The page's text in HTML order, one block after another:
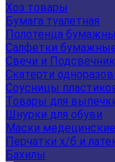
Хоз товары
Бумага туалетная
Полотенца
Салфетки
Свечи и
Скатерти
Соусницы
Товары для
Шнурки для обуви
Маски медецинские
Перчатки х/б и
Бахилы